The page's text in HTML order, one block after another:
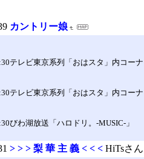
カントリー娘
テレビ東京系列「おはスタ」内コー
テレビ東京系列「おはスタ」内コー
びわ湖放送「ハロドリ。-MUSIC-」
> > > 梨 華 主 義 < < < HiTsさん